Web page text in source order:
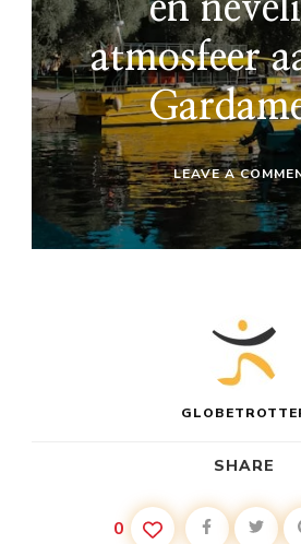
en
atmosfeer
LEAVE A
SHARE
0